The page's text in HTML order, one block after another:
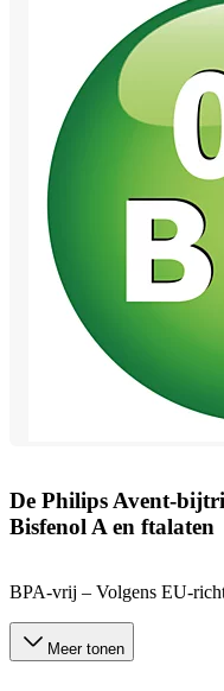
De Philips Avent-
Bisfenol A en ftalaten
BPA-vrij – Volgens EU-
Meer tonen